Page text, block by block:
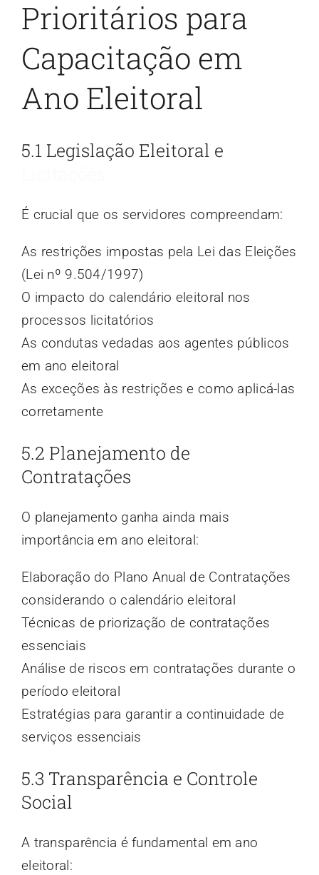
Prioritários para
Capacitação em
Ano Eleitoral
5.1 Legislação Eleitoral e
É crucial que os servidores compreendam:
As restrições impostas pela Lei das Eleições
(Lei nº 9.504/1997)
O impacto do calendário eleitoral nos
processos licitatórios
As condutas vedadas aos agentes públicos
em ano eleitoral
As exceções às restrições e como aplicá-las
corretamente
5.2 Planejamento de
Contratações
O planejamento ganha ainda mais
importância em ano eleitoral:
Elaboração do Plano Anual de Contratações
considerando o calendário eleitoral
Técnicas de priorização de contratações
essenciais
Análise de riscos em contratações durante o
período eleitoral
Estratégias para garantir a continuidade de
serviços essenciais
5.3 Transparência e Controle
Social
A transparência é fundamental em ano
eleitoral: